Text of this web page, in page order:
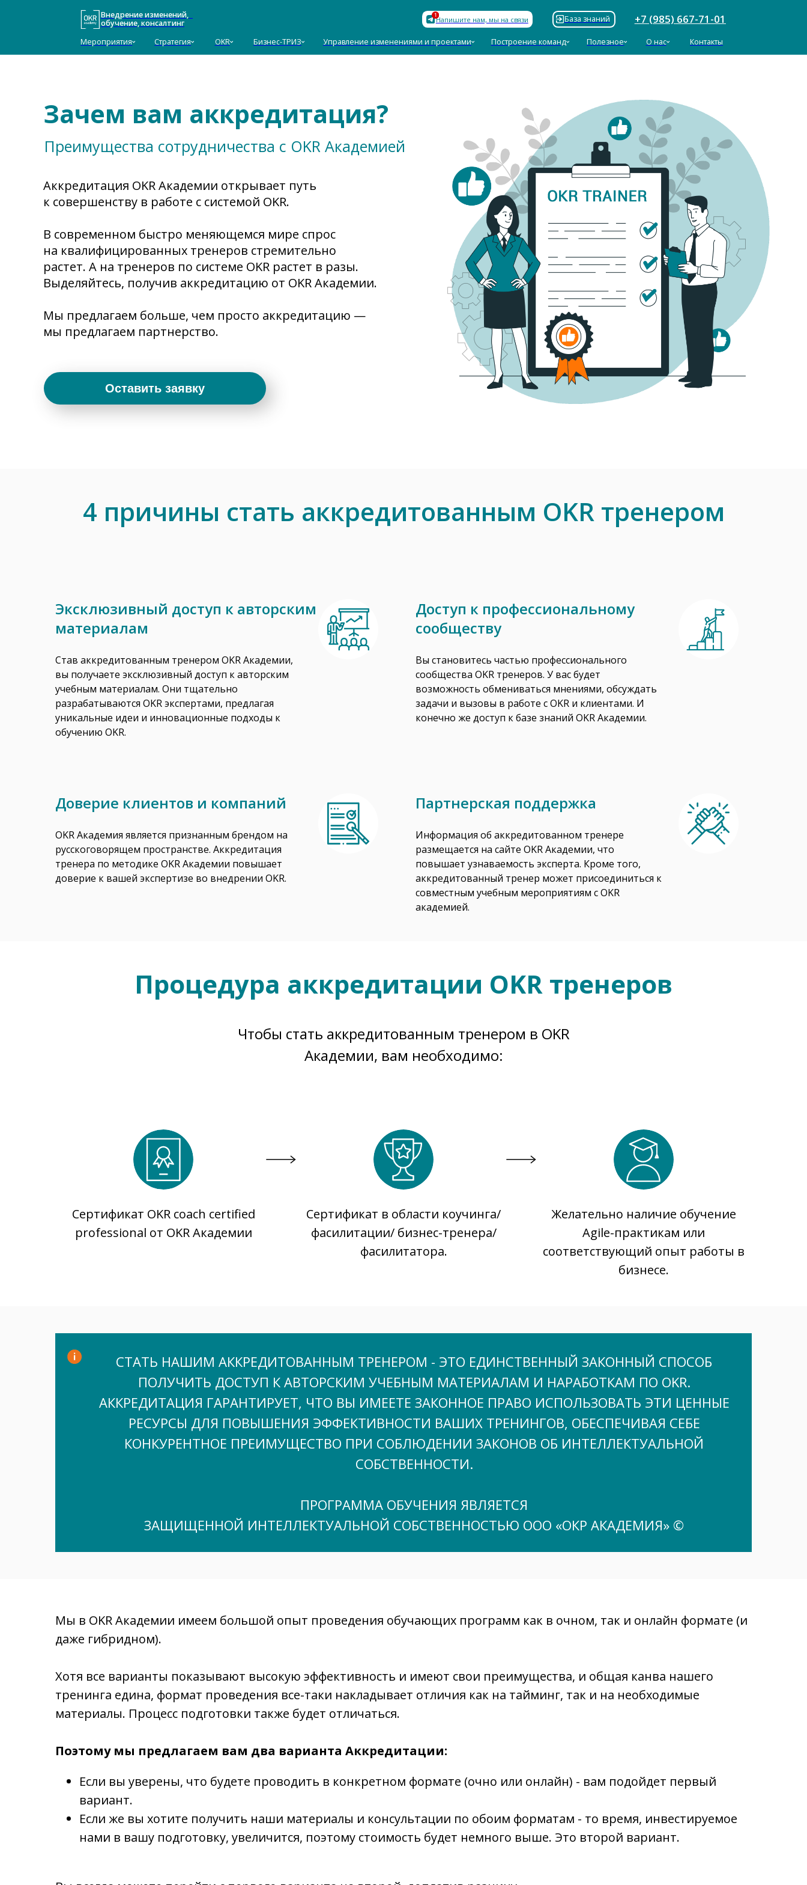
Мероприятия Стратегия Бизнес-ТРИЗ Управление изменениями и проектами Построение команд О нас
+7 (985) 667-71-01
Внедрение изменений,
обучение, консалтинг База знаний
Напишите нам, мы на связи
Зачем вам аккредитация?
Преимущества сотрудничества с OKR Академией
Оставить заявку
Аккредитация OKR Академии открывает путь
к совершенству в работе с системой OKR.
В современном быстро меняющемся мире спрос
на квалифицированных тренеров стремительно
растет. А на тренеров по системе OKR растет в разы.
Выделяйтесь, получив аккредитацию от OKR Академии.
Мы предлагаем больше, чем просто аккредитацию —
мы предлагаем партнерство.
4 причины стать аккредитованным OKR тренером
Эксклюзивный доступ к авторским
материалам
Став аккредитованным тренером OKR Академии,
вы получаете эксклюзивный доступ к авторским
учебным материалам. Они тщательно
разрабатываются OKR экспертами, предлагая
уникальные идеи и инновационные подходы к
обучению OKR.
Доступ к профессиональному
сообществу
Вы становитесь частью профессионального
сообщества OKR тренеров. У вас будет
возможность обмениваться мнениями, обсуждать
задачи и вызовы в работе с OKR и клиентами. И
конечно же доступ к базе знаний OKR Академии.
Доверие клиентов и компаний
OKR Академия является признанным брендом на
русскоговорящем пространстве. Аккредитация
тренера по методике OKR Академии повышает
доверие к вашей экспертизе во внедрении OKR.
Партнерская поддержка
Информация об аккредитованном тренере
размещается на сайте OKR Академии, что
повышает узнаваемость эксперта. Кроме того,
аккредитованный тренер может присоединиться к
совместным учебным мероприятиям с OKR
академией.
Процедура аккредитации OKR тренеров
Чтобы стать аккредитованным тренером в OKR
Академии, вам необходимо:
Сертификат OKR coach certified
professional от OKR Академии
Сертификат в области коучинга/
фасилитации/ бизнес-тренера/
фасилитатора.
Желательно наличие обучение
Agile-практикам или
соответствующий опыт работы в
бизнесе.
СТАТЬ НАШИМ АККРЕДИТОВАННЫМ ТРЕНЕРОМ - ЭТО ЕДИНСТВЕННЫЙ ЗАКОННЫЙ СПОСОБ
ПОЛУЧИТЬ ДОСТУП К АВТОРСКИМ УЧЕБНЫМ МАТЕРИАЛАМ И НАРАБОТКАМ ПО OKR.
АККРЕДИТАЦИЯ ГАРАНТИРУЕТ, ЧТО ВЫ ИМЕЕТЕ ЗАКОННОЕ ПРАВО ИСПОЛЬЗОВАТЬ ЭТИ ЦЕННЫЕ
РЕСУРСЫ ДЛЯ ПОВЫШЕНИЯ ЭФФЕКТИВНОСТИ ВАШИХ ТРЕНИНГОВ, ОБЕСПЕЧИВАЯ СЕБЕ
КОНКУРЕНТНОЕ ПРЕИМУЩЕСТВО ПРИ СОБЛЮДЕНИИ ЗАКОНОВ ОБ ИНТЕЛЛЕКТУАЛЬНОЙ
СОБСТВЕННОСТИ.
ПРОГРАММА ОБУЧЕНИЯ ЯВЛЯЕТСЯ
ЗАЩИЩЕННОЙ ИНТЕЛЛЕКТУАЛЬНОЙ СОБСТВЕННОСТЬЮ ООО «ОКР АКАДЕМИЯ» ©
Мы в OKR Академии имеем большой опыт проведения обучающих программ как в очном, так и онлайн формате (и
даже гибридном).
Хотя все варианты показывают высокую эффективность и имеют свои преимущества, и общая канва нашего
тренинга едина, формат проведения все-таки накладывает отличия как на тайминг, так и на необходимые
материалы. Процесс подготовки также будет отличаться.
Поэтому мы предлагаем вам два варианта Аккредитации:
Если вы уверены, что будете проводить в конкретном формате (очно или онлайн) - вам подойдет первый
вариант.
Если же вы хотите получить наши материалы и консультации по обоим форматам - то время, инвестируемое
нами в вашу подготовку, увеличится, поэтому стоимость будет немного выше. Это второй вариант.